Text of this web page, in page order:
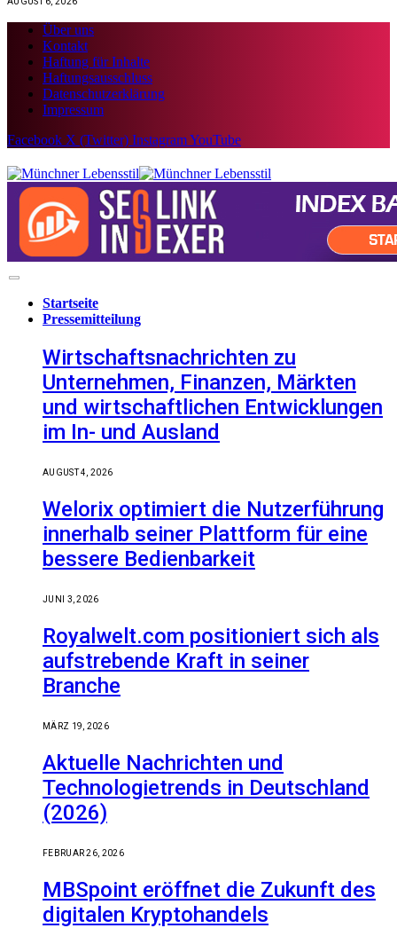
Über uns
Kontakt
Haftung für Inhalte
Haftungsausschluss
Datenschutzerklärung
Impressum
Facebook X (Twitter) InstagramYouTube
Startseite
Pressemitteilung
Wirtschaftsnachrichten zu
Unternehmen, Finanzen, Märkten
und wirtschaftlichen Entwicklungen
im In- und Ausland
AUGUST 4, 2026
Welorix optimiert die Nutzerführung
innerhalb seiner Plattform für eine
bessere Bedienbarkeit
JUNI 3, 2026
Royalwelt.com positioniert sich als
aufstrebende Kraft in seiner
Branche
MÄRZ 19, 2026
Aktuelle Nachrichten und
Technologietrends in Deutschland
(2026)
FEBRUAR 26, 2026
MBSpoint eröffnet die Zukunft des
digitalen Kryptohandels